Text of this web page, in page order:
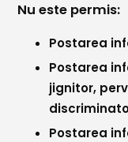
Nu este permis:
Postarea
Postarea
jignitor,
Postarea